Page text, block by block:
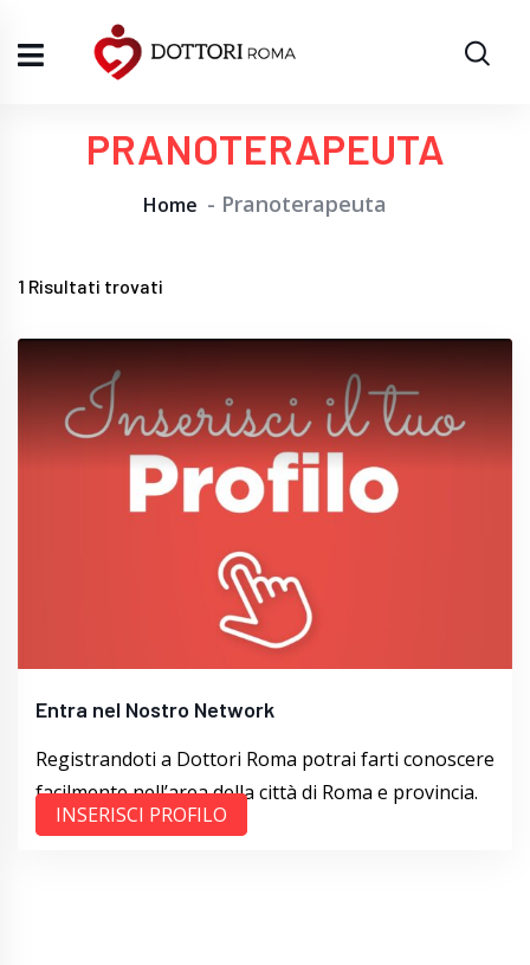
PRANOTERAPEUTA
Home Pranoterapeuta
1 Risultati trovati
Entra nel Nostro Network
Registrandoti a Dottori Roma potrai farti conoscere
facilmente nell’area della città di Roma e provincia.
INSERISCI PROFILO